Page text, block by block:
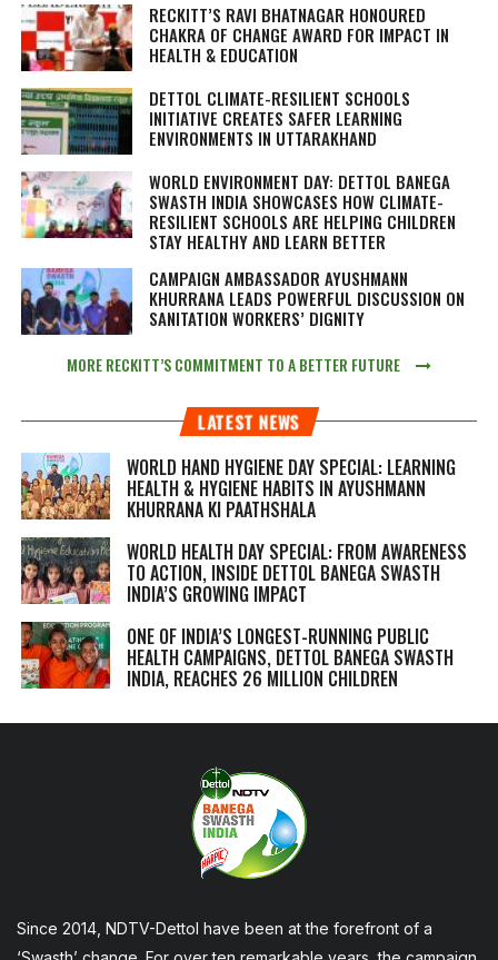
RECKITT’S RAVI BHATNAGAR HONOURED
CHAKRA OF CHANGE AWARD FOR IMPACT IN
HEALTH & EDUCATION
DETTOL CLIMATE-RESILIENT SCHOOLS
INITIATIVE CREATES SAFER LEARNING
ENVIRONMENTS IN UTTARAKHAND
WORLD ENVIRONMENT DAY: DETTOL BANEGA
SWASTH INDIA SHOWCASES HOW CLIMATE-
RESILIENT SCHOOLS ARE HELPING CHILDREN
STAY HEALTHY AND LEARN BETTER
CAMPAIGN AMBASSADOR AYUSHMANN
KHURRANA LEADS POWERFUL DISCUSSION ON
SANITATION WORKERS’ DIGNITY
MORE RECKITT’S COMMITMENT TO A BETTER FUTURE
LATEST NEWS
WORLD HAND HYGIENE DAY SPECIAL: LEARNING
HEALTH & HYGIENE HABITS IN AYUSHMANN
KHURRANA KI PAATHSHALA
WORLD HEALTH DAY SPECIAL: FROM AWARENESS
TO ACTION, INSIDE DETTOL BANEGA SWASTH
INDIA’S GROWING IMPACT
ONE OF INDIA’S LONGEST-RUNNING PUBLIC
HEALTH CAMPAIGNS, DETTOL BANEGA SWASTH
INDIA, REACHES 26 MILLION CHILDREN
Since 2014, NDTV-Dettol have been at the forefront of a